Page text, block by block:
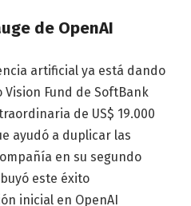
de OpenAI
artificial ya está dando
Fund de SoftBank
de US$ 19.000
ayudó a duplicar las
en su segundo
este éxito
inicial en OpenAI